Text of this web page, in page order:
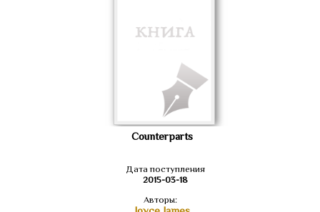
Counterparts
Дата поступления
2015-03-18
Авторы: